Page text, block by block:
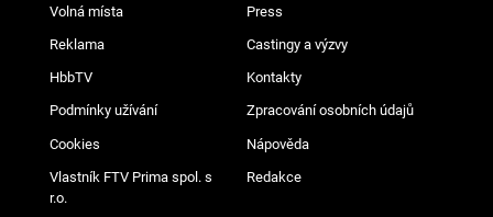
Volná místa Press
Reklama Castingy a výzvy
HbbTV Kontakty
Podmínky užívání Zpracování osobních údajů
Cookies Nápověda
Vlastník FTV Prima spol. s
r.o.
Redakce